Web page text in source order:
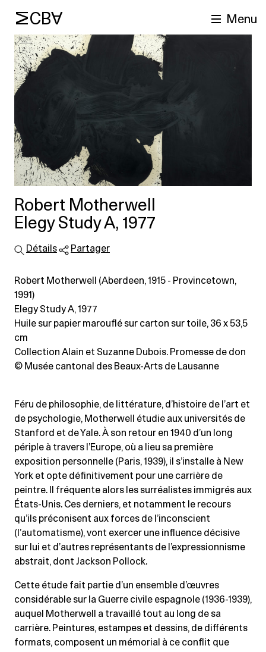
MCBA Menu
Robert Motherwell
Elegy Study A, 1977
Détails Partager
Robert Motherwell (Aberdeen, 1915 - Provincetown,
1991)
Elegy Study A, 1977
Huile sur papier marouflé sur carton sur toile, 36 x 53,5
cm
Collection Alain et Suzanne Dubois. Promesse de don
© Musée cantonal des Beaux-Arts de Lausanne
Féru de philosophie, de littérature, d’histoire de l’art et
de psychologie, Motherwell étudie aux universités de
Stanford et de Yale. À son retour en 1940 d’un long
périple à travers l’Europe, où a lieu sa première
exposition personnelle (Paris, 1939), il s’installe à New
York et opte définitivement pour une carrière de
peintre. Il fréquente alors les surréalistes immigrés aux
États-Unis. Ces derniers, et notamment le recours
qu’ils préconisent aux forces de l’inconscient
(l’automatisme), vont exercer une influence décisive
sur lui et d’autres représentants de l’expressionnisme
abstrait, dont Jackson Pollock.
Cette étude fait partie d’un ensemble d’œuvres
considérable sur la Guerre civile espagnole (1936-1939),
auquel Motherwell a travaillé tout au long de sa
carrière. Peintures, estampes et dessins, de différents
formats, composent un mémorial à ce conflit que